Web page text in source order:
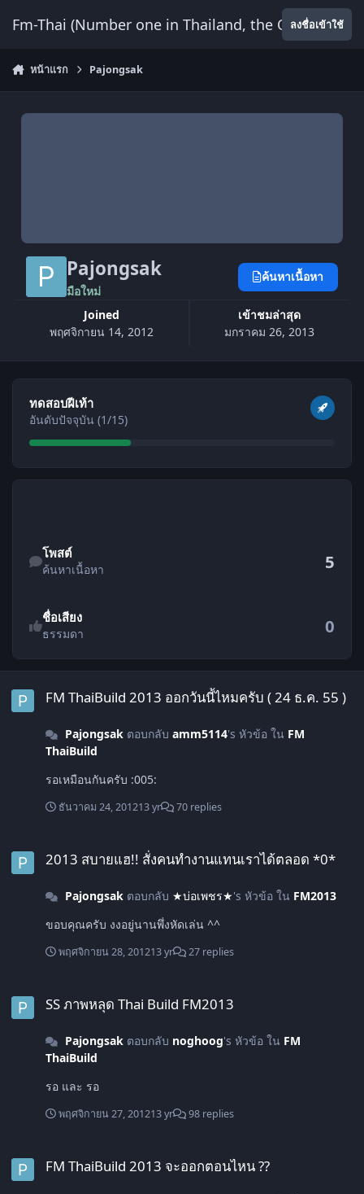
Fm-Thai (Number one in Thailand, the Onlyลงชื่อเข้าใช้
หน้าแรก Pajongsak
Pajongsak
มือใหม่
Joined
พฤศจิกายน 14, 2012
เข้าชมล่าสุด
มกราคม 26, 2013
ค้นหาเนื้อหา
ดูทั้งหมด
ทดสอบฝีเท้า
อันดับปัจจุบัน (1/15)
โพสต์
ค้นหาเนื้อหา 5
ชื่อเสียง
ธรรมดา 0
FM ThaiBuild 2013 ออกวันนี้ไหมครับ ( 24 ธ.ค. 55 )
Pajongsakตอบกลับ amm5114's หัวข้อ ใน FM
ThaiBuild
รอเหมือนกันครับ :005:
ธันวาคม 24, 201213 yr 70 replies
2013 สบายแฮ!! สั่งคนทำงานแทนเราได้ตลอด *0*
Pajongsakตอบกลับ ★บ่อเพชร★'s หัวข้อ ใน FM2013
ขอบคุณครับ งงอยู่นานพึ่งหัดเล่น ^^
พฤศจิกายน 28, 201213 yr 27 replies
SS ภาพหลุด Thai Build FM2013
Pajongsakตอบกลับ noghoog's หัวข้อ ใน FM
ThaiBuild
รอ และ รอ
พฤศจิกายน 27, 201213 yr 98 replies
FM ThaiBuild 2013 จะออกตอนไหน ??